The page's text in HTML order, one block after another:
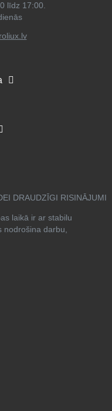
līdz 17:00.
DRAUDZĪGI RISINĀJUMI
laikā ir ar stabilu
darbu,